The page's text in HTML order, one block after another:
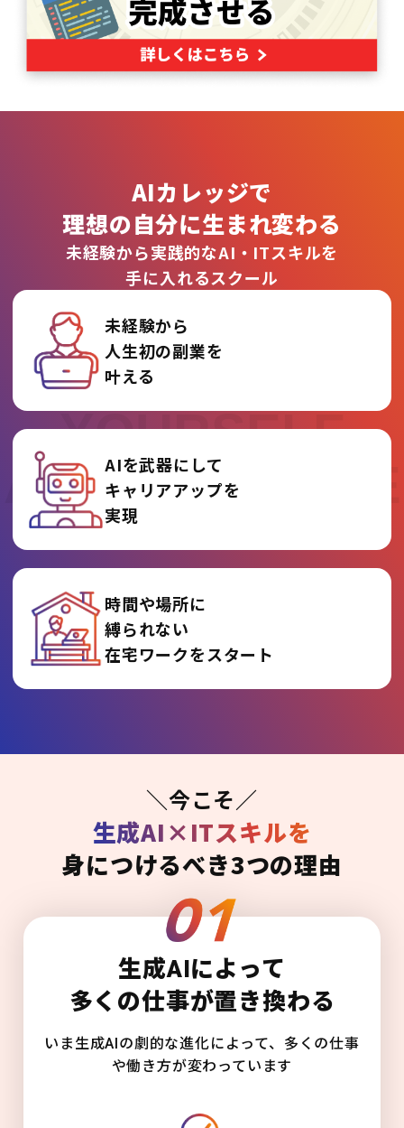
REINVENT
YOURSELF
AT AI COLLEGE
AIカレッジで
理想の自分に生まれ変わる
未経験から実践的なAI・ITスキルを
手に入れるスクール
未経験から
人生初の副業を
叶える
AIを武器にして
キャリアアップを
実現
時間や場所に
縛られない
在宅ワークをスタート
＼今こそ／
生成AI×ITスキルを
身につけるべき3つの理由
生成AIによって
多くの仕事が置き換わる
いま生成AIの劇的な進化によって、多くの仕事
や働き方が変わっています